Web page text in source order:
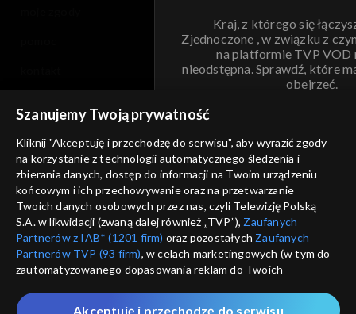
Kraj, z którego się
Zjednoczone , w związku z
na platformie TVP VOD
nieodstępna. Sprawdź, które
obejrzeć.
ANULUJ
informacje o dostawcy usług
Szanujemy Twoją prywatność
Kliknij "Akceptuję i przechodzę do serwisu", aby wyrazić zgody
na korzystanie z technologii automatycznego śledzenia i
zbierania danych, dostęp do informacji na Twoim urządzeniu
końcowym i ich przechowywanie oraz na przetwarzanie
Twoich danych osobowych przez nas, czyli Telewizję Polską
S.A. w likwidacji (zwaną dalej również „TVP”), Zaufanych
Partnerów z IAB* (1201 firm) oraz pozostałych Zaufanych
Partnerów TVP (93 firm), w celach marketingowych (w tym do
zautomatyzowanego dopasowania reklam do Twoich
które wskazujemy poniżej, a także zgody na udostępnianie
Akceptuję i przechodzę do serwisu